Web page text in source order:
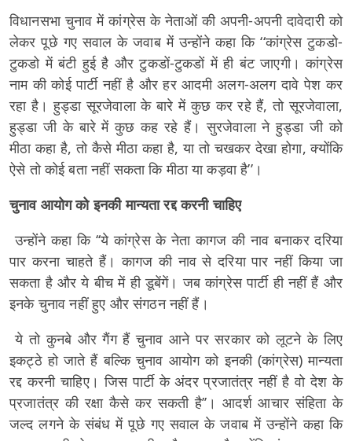
विधानसभा चुनाव में कांग्रेस के नेताओं की अपनी-अपनी दावेदारी को
लेकर पूछे गए सवाल के जवाब में उन्होंने कहा कि ‘‘कांग्रेस टुकडो-
टुकडो में बंटी हुई है और टुकडों-टुकडों में ही बंट जाएगी। कांग्रेस
नाम की कोई पार्टी नहीं है और हर आदमी अलग-अलग दावे पेश कर
रहा है। हुड्डा सूरजेवाला के बारे में कुछ कर रहे हैं, तो सूरजेवाला,
हुड्डा जी के बारे में कुछ कह रहे हैं। सुरजेवाला ने हुड्डा जी को
मीठा कहा है, तो कैसे मीठा कहा है, या तो चखकर देखा होगा, क्योंकि
ऐसे तो कोई बता नहीं सकता कि मीठा या कड़वा है’’।
चुनाव आयोग को इनकी मान्यता रद्द करनी चाहिए
उन्होंने कहा कि ‘‘ये कांग्रेस के नेता कागज की नाव बनाकर दरिया
पार करना चाहते हैं। कागज की नाव से दरिया पार नहीं किया जा
सकता है और ये बीच में ही डूबेंगें। जब कांग्रेस पार्टी ही नहीं हैं और
इनके चुनाव नहीं हुए और संगठन नहीं हैं।
ये तो कुनबे और गैंग हैं चुनाव आने पर सरकार को लूटने के लिए
इकट्ठे हो जाते हैं बल्कि चुनाव आयोग को इनकी (कांग्रेस) मान्यता
रद्द करनी चाहिए। जिस पार्टी के अंदर प्रजातंत्र नहीं है वो देश के
प्रजातंत्र की रक्षा कैसे कर सकती है’’। आदर्श आचार संहिता के
जल्द लगने के संबंध में पूछे गए सवाल के जवाब में उन्होंने कहा कि